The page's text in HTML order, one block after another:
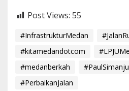
Post Views: 55
#InfrastrukturMedan
#kitamedandotcom
#medanberkah
#PerbaikanJalan